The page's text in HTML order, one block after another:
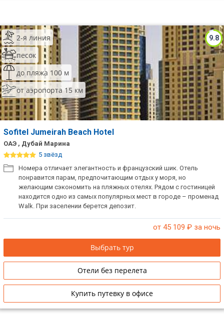
9.8
2-я линия
песок
до пляжа 100 м
от аэропорта 15 км
Sofitel Jumeirah Beach Hotel
ОАЭ , Дубай Марина
5 звёзд
Номера отличает элегантность и французский шик. Отель
понравится парам, предпочитающим отдых у моря, но
желающим сэкономить на пляжных отелях. Рядом с гостиницей
находится одно из самых популярных мест в городе – променад
Walk. При заселении берется депозит.
от 45 109 ₽ за ночь
Выбрать тур
Отели без перелета
Купить путевку в офисе